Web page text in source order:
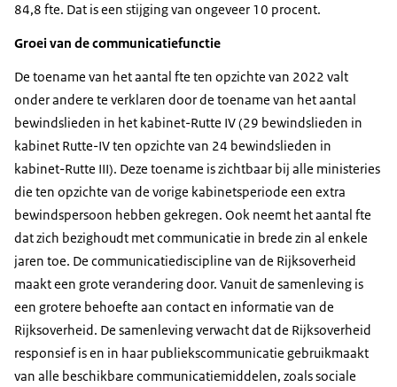
84,8 fte. Dat is een stijging van ongeveer 10 procent.
Groei van de communicatiefunctie
De toename van het aantal fte ten opzichte van 2022 valt
onder andere te verklaren door de toename van het aantal
bewindslieden in het kabinet-Rutte IV (29 bewindslieden in
kabinet Rutte-IV ten opzichte van 24 bewindslieden in
kabinet-Rutte III). Deze toename is zichtbaar bij alle ministeries
die ten opzichte van de vorige kabinetsperiode een extra
bewindspersoon hebben gekregen. Ook neemt het aantal fte
dat zich bezighoudt met communicatie in brede zin al enkele
jaren toe. De communicatiediscipline van de Rijksoverheid
maakt een grote verandering door. Vanuit de samenleving is
een grotere behoefte aan contact en informatie van de
Rijksoverheid. De samenleving verwacht dat de Rijksoverheid
responsief is en in haar publiekscommunicatie gebruikmaakt
van alle beschikbare communicatiemiddelen, zoals sociale